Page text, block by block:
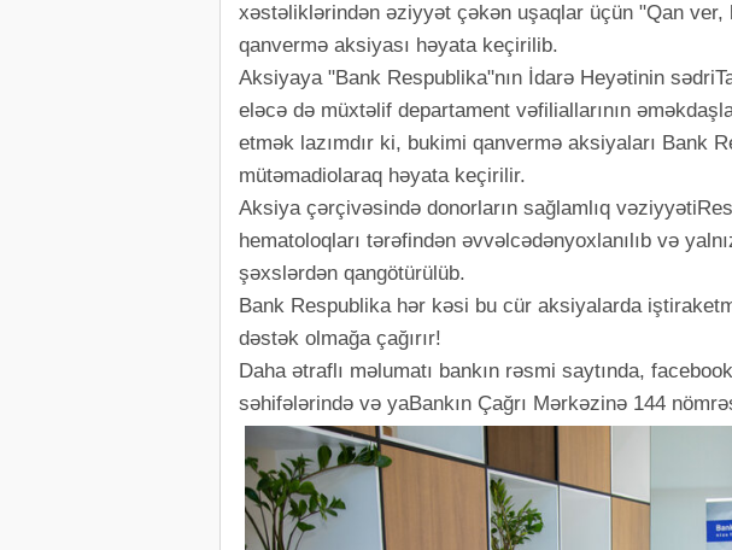
xəstəliklərindən əziyyət çəkən uşaqlar üçün "Qan ver,
qanvermə aksiyası həyata keçirilib.
Aksiyaya "Bank Respublika"nın İdarə Heyətinin
eləcə də müxtəlif departament vəfiliallarının
etmək lazımdır ki, bukimi qanvermə aksiyaları Bank
mütəmadiolaraq həyata keçirilir.
Aksiya çərçivəsində donorların sağlamlıq
hematoloqları tərəfindən əvvəlcədənyoxlanılıb və
şəxslərdən qangötürülüb.
Bank Respublika hər kəsi bu cür aksiyalarda
dəstək olmağa çağırır!
Daha ətraflı məlumatı bankın rəsmi saytında,
səhifələrində və yaBankın Çağrı Mərkəzinə 144